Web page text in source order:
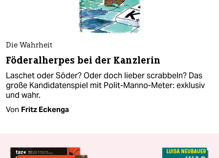
Die Wahrheit
Föderalherpes bei der Kanzlerin
Laschet oder Söder? Oder doch lieber scrabbeln? Das
große Kandidatenspiel mit Polit-Manno-Meter: exklusiv
und wahr.
Von Fritz Eckenga